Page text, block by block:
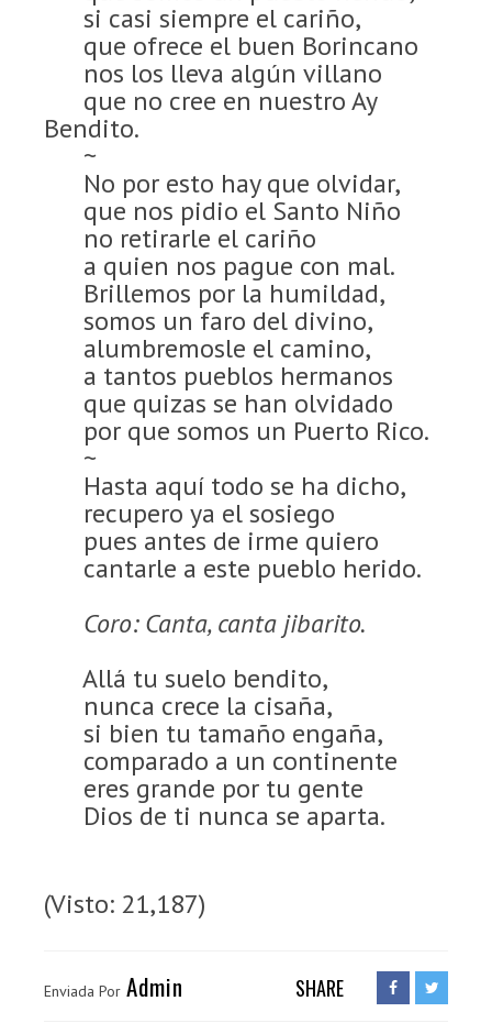
si casi siempre el cariño,
que ofrece el buen Borincano
nos los lleva algún villano
que no cree en nuestro Ay
Bendito.
~
No por esto hay que olvidar,
que nos pidio el Santo Niño
no retirarle el cariño
a quien nos pague con mal.
Brillemos por la humildad,
somos un faro del divino,
alumbremosle el camino,
a tantos pueblos hermanos
que quizas se han olvidado
por que somos un Puerto Rico.
~
Hasta aquí todo se ha dicho,
recupero ya el sosiego
pues antes de irme quiero
cantarle a este pueblo herido.
Coro: Canta, canta jibarito.
Allá tu suelo bendito,
nunca crece la cisaña,
si bien tu tamaño engaña,
comparado a un continente
eres grande por tu gente
Dios de ti nunca se aparta.
(Visto: 21,187)
Enviada Por Admin SHARE